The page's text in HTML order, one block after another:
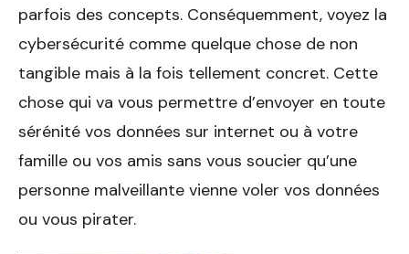
parfois des concepts. Conséquemment, voyez la
cybersécurité comme quelque chose de non
tangible mais à la fois tellement concret. Cette
chose qui va vous permettre d’envoyer en toute
sérénité vos données sur internet ou à votre
famille ou vos amis sans vous soucier qu’une
personne malveillante vienne voler vos données
ou vous pirater.